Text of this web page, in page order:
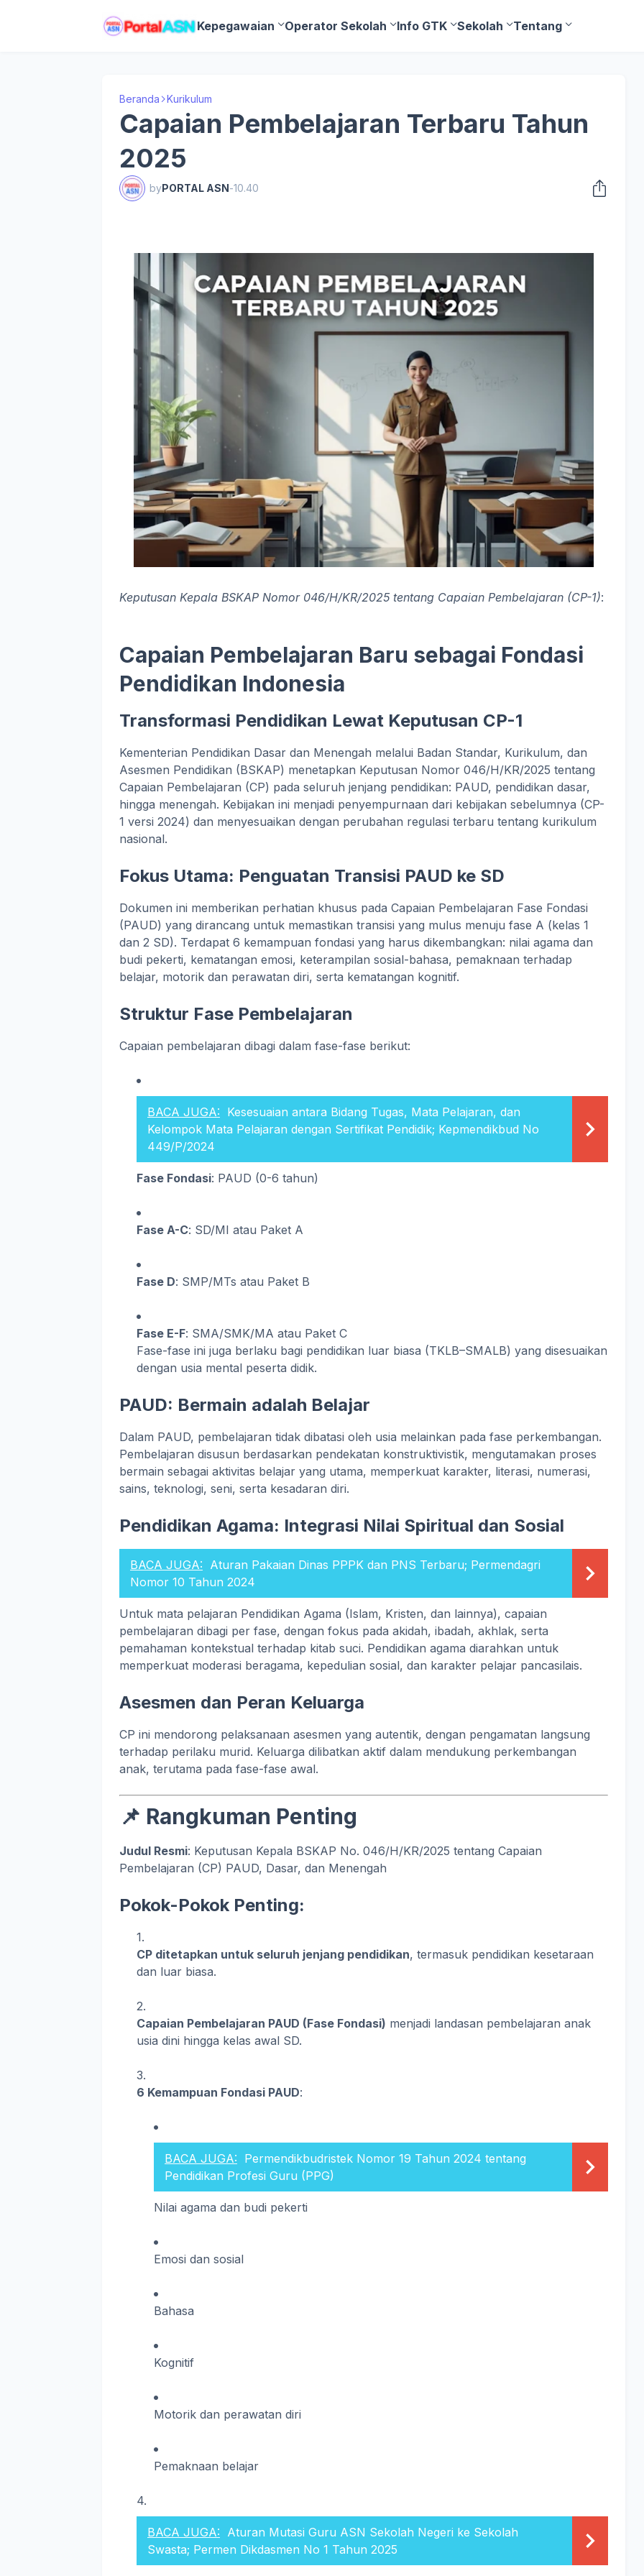
Kepegawaian Operator Sekolah Info GTK Sekolah Tentang
Beranda Kurikulum
Capaian Pembelajaran Terbaru Tahun
2025
byPORTAL ASN-10.40
Keputusan Kepala BSKAP Nomor 046/H/KR/2025 tentang Capaian Pembelajaran (CP-1):
Capaian Pembelajaran Baru sebagai Fondasi
Pendidikan Indonesia
Transformasi Pendidikan Lewat Keputusan CP-1
Kementerian Pendidikan Dasar dan Menengah melalui Badan Standar, Kurikulum, dan
Asesmen Pendidikan (BSKAP) menetapkan Keputusan Nomor 046/H/KR/2025 tentang
Capaian Pembelajaran (CP) pada seluruh jenjang pendidikan: PAUD, pendidikan dasar,
hingga menengah. Kebijakan ini menjadi penyempurnaan dari kebijakan sebelumnya (CP-
1 versi 2024) dan menyesuaikan dengan perubahan regulasi terbaru tentang kurikulum
nasional.
Fokus Utama: Penguatan Transisi PAUD ke SD
Dokumen ini memberikan perhatian khusus pada Capaian Pembelajaran Fase Fondasi
(PAUD) yang dirancang untuk memastikan transisi yang mulus menuju fase A (kelas 1
dan 2 SD). Terdapat 6 kemampuan fondasi yang harus dikembangkan: nilai agama dan
budi pekerti, kematangan emosi, keterampilan sosial-bahasa, pemaknaan terhadap
belajar, motorik dan perawatan diri, serta kematangan kognitif.
Struktur Fase Pembelajaran
Capaian pembelajaran dibagi dalam fase-fase berikut:
BACA JUGA: Kesesuaian antara Bidang Tugas, Mata Pelajaran, dan
Kelompok Mata Pelajaran dengan Sertifikat Pendidik; Kepmendikbud No
449/P/2024
Fase Fondasi: PAUD (0-6 tahun)
Fase A-C: SD/MI atau Paket A
Fase D: SMP/MTs atau Paket B
Fase E-F: SMA/SMK/MA atau Paket C
Fase-fase ini juga berlaku bagi pendidikan luar biasa (TKLB–SMALB) yang disesuaikan
dengan usia mental peserta didik.
PAUD: Bermain adalah Belajar
Dalam PAUD, pembelajaran tidak dibatasi oleh usia melainkan pada fase perkembangan.
Pembelajaran disusun berdasarkan pendekatan konstruktivistik, mengutamakan proses
bermain sebagai aktivitas belajar yang utama, memperkuat karakter, literasi, numerasi,
sains, teknologi, seni, serta kesadaran diri.
Pendidikan Agama: Integrasi Nilai Spiritual dan Sosial
BACA JUGA: Aturan Pakaian Dinas PPPK dan PNS Terbaru; Permendagri
Nomor 10 Tahun 2024
Untuk mata pelajaran Pendidikan Agama (Islam, Kristen, dan lainnya), capaian
pembelajaran dibagi per fase, dengan fokus pada akidah, ibadah, akhlak, serta
pemahaman kontekstual terhadap kitab suci. Pendidikan agama diarahkan untuk
memperkuat moderasi beragama, kepedulian sosial, dan karakter pelajar pancasilais.
Asesmen dan Peran Keluarga
CP ini mendorong pelaksanaan asesmen yang autentik, dengan pengamatan langsung
terhadap perilaku murid. Keluarga dilibatkan aktif dalam mendukung perkembangan
anak, terutama pada fase-fase awal.
📌 Rangkuman Penting
Judul Resmi: Keputusan Kepala BSKAP No. 046/H/KR/2025 tentang Capaian
Pembelajaran (CP) PAUD, Dasar, dan Menengah
Pokok-Pokok Penting:
CP ditetapkan untuk seluruh jenjang pendidikan, termasuk pendidikan kesetaraan
dan luar biasa.
Capaian Pembelajaran PAUD (Fase Fondasi) menjadi landasan pembelajaran anak
usia dini hingga kelas awal SD.
6 Kemampuan Fondasi PAUD:
BACA JUGA: Permendikbudristek Nomor 19 Tahun 2024 tentang
Pendidikan Profesi Guru (PPG)
Nilai agama dan budi pekerti
Emosi dan sosial
Bahasa
Kognitif
Motorik dan perawatan diri
Pemaknaan belajar
BACA JUGA: Aturan Mutasi Guru ASN Sekolah Negeri ke Sekolah
Swasta; Permen Dikdasmen No 1 Tahun 2025